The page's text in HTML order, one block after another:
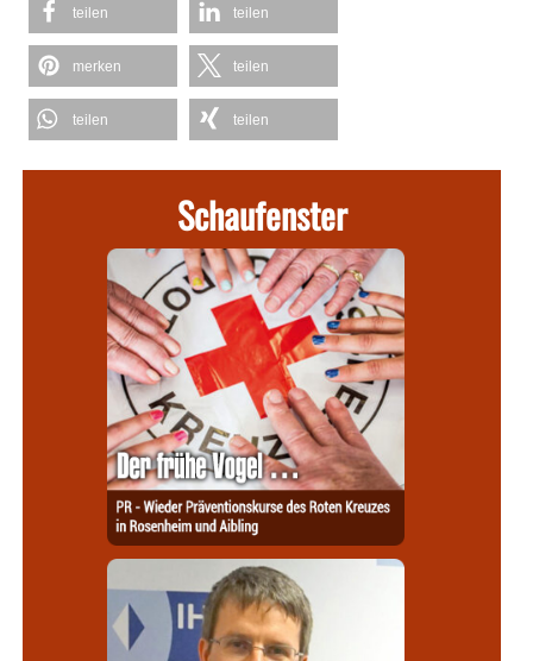
teilen teilen
merken teilen
teilen teilen
Schaufenster